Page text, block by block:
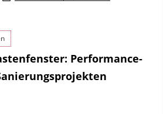
w
n
l
Performance-